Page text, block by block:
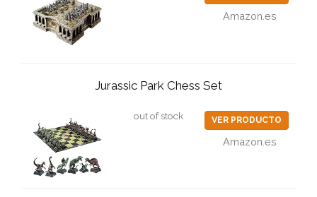
Amazon.es
Jurassic Park Chess Set
out of stock VER PRODUCTO
Amazon.es